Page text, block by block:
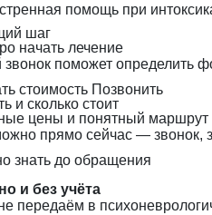
помощь при
шаг
начать лечение
звонок поможет определить
стоимость Позвонить
и сколько стоит
цены и понятный
прямо сейчас — звонок,
знать до обращения
и без учёта
передаём в